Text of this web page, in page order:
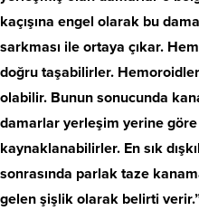
kaçışına engel olarak bu
sarkması ile ortaya çıkar.
doğru taşabilirler. Hemoroidler
olabilir. Bunun sonucunda
damarlar yerleşim yerine göre
kaynaklanabilirler. En sık
sonrasında parlak taze
gelen şişlik olarak belirti